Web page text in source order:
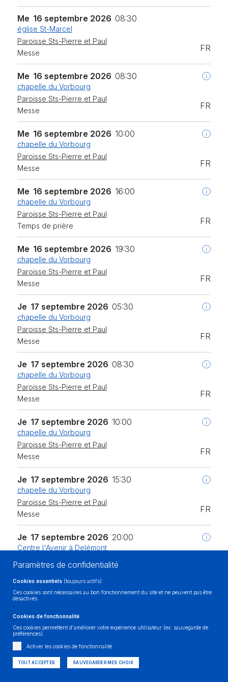
Paramètres de confidentialité
Cookies essentiels (toujours actifs)
Ces cookies sont nécessaires au bon fonctionnement du site et ne peuvent pas être
désactivés.
Cookies de fonctionnalité
Ces cookies permettent d'améliorer votre expérience utilisateur (ex: sauvegarde de
préférences).
Activer les cookies de fonctionnalité
TOUT ACCEPTER SAUVEGARDER MES CHOIX
Me 16 septembre 2026 08:30
église St-Marcel
Paroisse Sts-Pierre et Paul
Messe
FR
Me 16 septembre 2026 08:30
chapelle du Vorbourg
Paroisse Sts-Pierre et Paul
Messe
FR
Me 16 septembre 2026 10:00
chapelle du Vorbourg
Paroisse Sts-Pierre et Paul
Messe
FR
Me 16 septembre 2026 16:00
chapelle du Vorbourg
Paroisse Sts-Pierre et Paul
Temps de prière
FR
Me 16 septembre 2026 19:30
chapelle du Vorbourg
Paroisse Sts-Pierre et Paul
Messe
FR
Je 17 septembre 2026 05:30
chapelle du Vorbourg
Paroisse Sts-Pierre et Paul
Messe
FR
Je 17 septembre 2026 08:30
chapelle du Vorbourg
Paroisse Sts-Pierre et Paul
Messe
FR
Je 17 septembre 2026 10:00
chapelle du Vorbourg
Paroisse Sts-Pierre et Paul
Messe
FR
Je 17 septembre 2026 15:30
chapelle du Vorbourg
Paroisse Sts-Pierre et Paul
Messe
FR
Je 17 septembre 2026 20:00
Centre l'Avenir à Delémont
Paroisse Sts-Pierre et Paul
thème de la semaine, au Centre l'Avenir à Delémont
chapelle du Vorbourg
Paroisse Sts-Pierre et Paul
Ve 18 septembre 2026 08:30